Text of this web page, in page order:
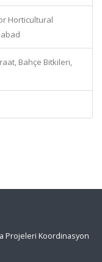
Horticultural
Bahçe Bitkileri,
Projeleri Koordinasyon